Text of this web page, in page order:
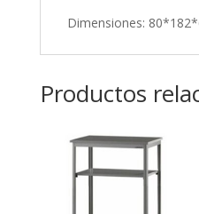
Dimensiones:
Productos